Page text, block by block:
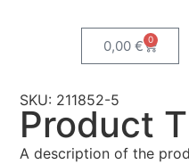
0,00€ 0
SKU: 211852-5
Product
A description of the